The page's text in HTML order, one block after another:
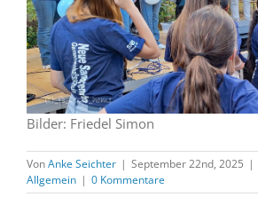
Bilder: Friedel Simon
VonAnke Seichter | September 22nd, 2025 |
Allgemein | 0 Kommentare